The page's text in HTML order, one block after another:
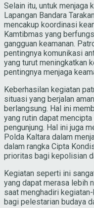
Selain itu, untuk menjaga
Lapangan Bandara
mencakup koordinasi
Kamtibmas yang
gangguan keamanan.
pentingnya komunikasi
yang turut meningkatkan
pentingnya menjaga
Keberhasilan kegiatan
situasi yang berjalan
berlangsung. Hal ini
yang rutin dapat
pengunjung. Hal ini juga
Polda Kaltara dalam
dalam rangka Cipta
prioritas bagi kepolisian
Kegiatan seperti ini
yang dapat merasa lebih
saat menghadiri
bagi pelestarian budaya